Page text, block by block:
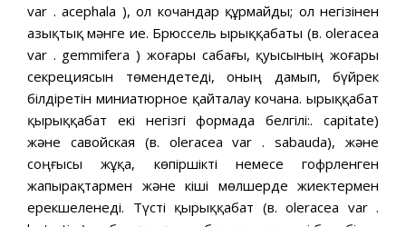
var . acephala ), ол кочандар құрмайды; ол негізінен
азықтық мәнге ие. Брюссель Қырыққабаты (в. oleracea
var . gemmifera ) жоғары сабағы, қуысының жоғары
секрециясын төмендетеді, оның дамып, бүйрек
білдіретін миниатюрное қайталау кочана. Қырыққабат
қырыққабат екі негізгі формада белгілі:. capitate)
және савойская (в. oleracea var . sabauda), және
соңғысы жұқа, көпіршікті немесе гофрленген
жапырақтармен және кіші мөлшерде жиектермен
ерекшеленеді. Түсті қырыққабат (в. oleracea var .